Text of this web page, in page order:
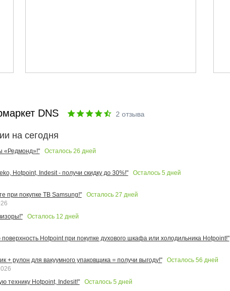
DNS 2 отзыва
на сегодня
«Редмонд»!" Осталось 26 дней
Hotpoint, Indesit - получи скидку до 30%!" Осталось 5 дней
при покупке ТВ Samsung!" Осталось 27 дней
Осталось 12 дней
Hotpoint при покупке духового шкафа или холодильника Hotpoint!"
+ рулон для вакуумного упаковщика = получи выгоду!" Осталось 56 дней
технику Hotpoint, Indesit!"
Осталось 5 дней